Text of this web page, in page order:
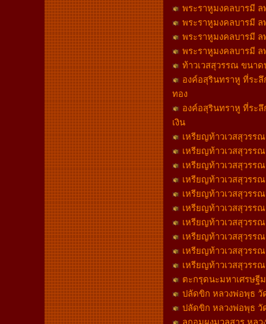
พระราหูมงคลบารมี
พระราหูมงคลบารมี
พระราหูมงคลบารมี
พระราหูมงคลบารมี
ท้าวเวสสุวรรณ ขนา
องค์อสุรินทราหู ที่ระ
ทอง
องค์อสุรินทราหู ที่ระ
เงิน
เหรียญท้าวเวสสุวร
เหรียญท้าวเวสสุวร
เหรียญท้าวเวสสุวรร
เหรียญท้าวเวสสุวรร
เหรียญท้าวเวสสุวรร
เหรียญท้าวเวสสุวรร
เหรียญท้าวเวสสุวรร
เหรียญท้าวเวสสุวรร
เหรียญท้าวเวสสุวรร
เหรียญท้าวเวสสุวรร
ตะกรุดนะมหาเศรษฐี
ปลัดขิก หลวงพ่อพุธ
ปลัดขิก หลวงพ่อพุธ